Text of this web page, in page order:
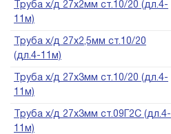
Труба х/д 27х2мм ст.10/20 (дл.4-
11м)
Труба х/д 27х2,5мм ст.10/20
(дл.4-11м)
Труба х/д 27х3мм ст.10/20 (дл.4-
11м)
Труба х/д 27х3мм ст.09Г2С (дл.4-
11м)